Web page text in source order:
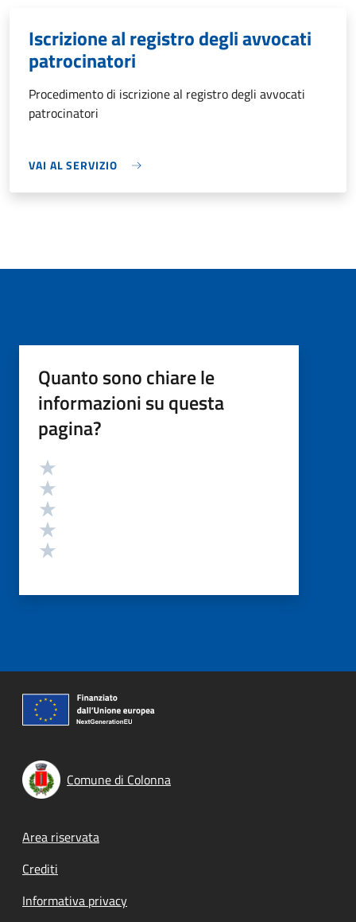
Iscrizione al registro degli avvocati
patrocinatori
Procedimento di iscrizione al registro degli avvocati
patrocinatori
VAI AL SERVIZIO
Quanto sono chiare le
informazioni su questa
pagina?
Valutazione
Comune di Colonna
Footer menu
Area riservata
Crediti
Informativa privacy